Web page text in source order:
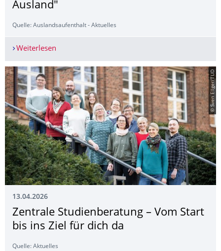
Ausland"
Quelle: Auslandsaufenthalt - Aktuelles
Weiterlesen
© Sven Ellger/TUD
13.04.2026
Zentrale Studienberatung – Vom Start
bis ins Ziel für dich da
Quelle: Aktuelles